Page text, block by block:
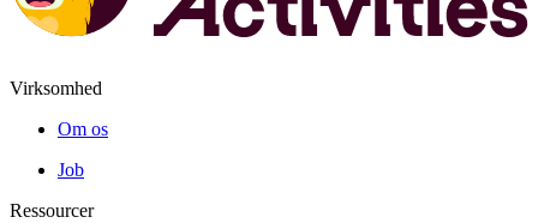
Virksomhed
Om os
Job
Ressourcer